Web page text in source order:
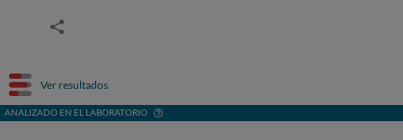
Ver resultados
ANALIZADO EN EL LABORATORIO